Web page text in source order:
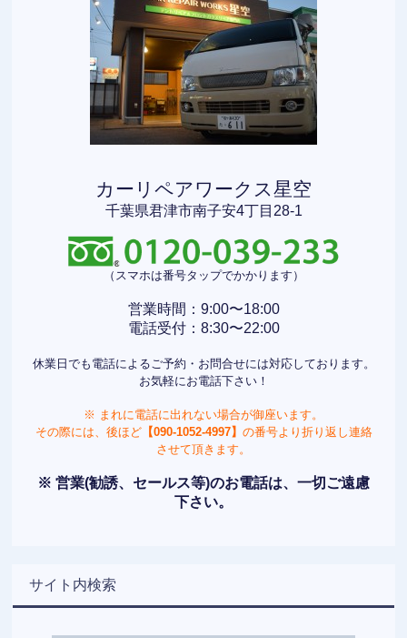
カーリペアワークス星空
千葉県君津市南子安4丁目28-1
（スマホは番号タップでかかります）
営業時間：9:00〜18:00
電話受付：8:30〜22:00
休業日でも電話によるご予約・お問合せには対応しております。
お気軽にお電話下さい！
※ まれに電話に出れない場合が御座います。
その際には、後ほど【090-1052-4997】 の番号より折り返し連絡
させて頂きます。
※ 営業(勧誘、セールス等)のお電話は、一切ご遠慮
下さい。
サイト内検索